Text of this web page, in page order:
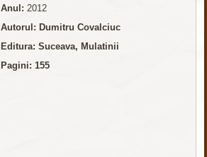
Anul:2012
Autorul: Dumitru Covalciuc
Editura: Suceava, Mulatinii
Pagini: 155